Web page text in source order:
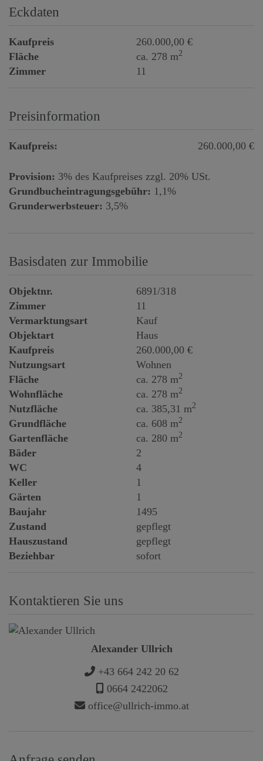
Eckdaten
Kaufpreis
260.000,00 €
Fläche
ca. 278 m2
Zimmer 11
Preisinformation
Kaufpreis: 260.000,00 €
Provision: 3% des Kaufpreises zzgl. 20% USt.
Grundbucheintragungsgebühr: 1,1%
Grunderwerbsteuer: 3,5%
Basisdaten zur Immobilie
Objektnr.
6891/318
Zimmer
11
Vermarktungsart
Kauf
Objektart
Haus
Kaufpreis
260.000,00 €
Nutzungsart
Wohnen
Fläche
ca. 278 m2
Wohnfläche ca. 278 m2
Nutzfläche ca. 385,31 m2
Grundfläche ca. 608 m2
Gartenfläche ca. 280 m2
Bäder
2
WC
4
Keller
1
Gärten
1
Baujahr
1495
Zustand
gepflegt
Hauszustand
gepflegt
Beziehbar
sofort
Kontaktieren Sie uns
Alexander Ullrich
+43 664 242 20 62
0664 2422062
office@ullrich-immo.at